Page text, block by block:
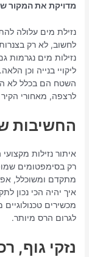
מדויקת את המקור
נזילת מים עלולה
לחשוב, לא רק
נזילות מים נגרמות
ליקויי בנייה וכן
השטח הם בכלל לא
לרצפה, מאחורי
החשיבות
איתור נזילות
רק בסימפטומים
מתקדם ומשוכלל,
איך יהיה הכי נכון
מכשירים
לגרום הרס מיותר.
נזקי גוף,